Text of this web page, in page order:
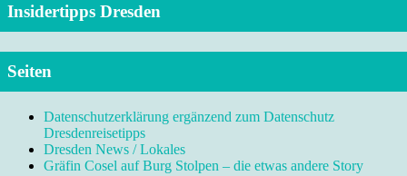
Insidertipps Dresden
Seiten
Datenschutzerklärung ergänzend zum Datenschutz
Dresdenreisetipps
Dresden News / Lokales
Gräfin Cosel auf Burg Stolpen – die etwas andere Story